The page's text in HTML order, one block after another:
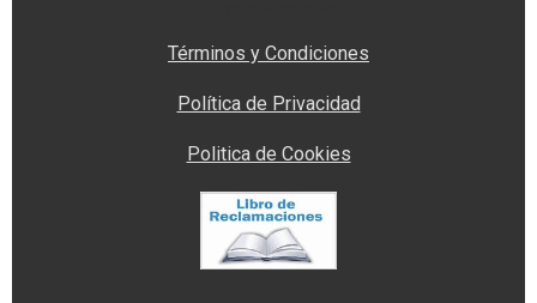
Términos y Condiciones
Política de Privacidad
Politica de Cookies